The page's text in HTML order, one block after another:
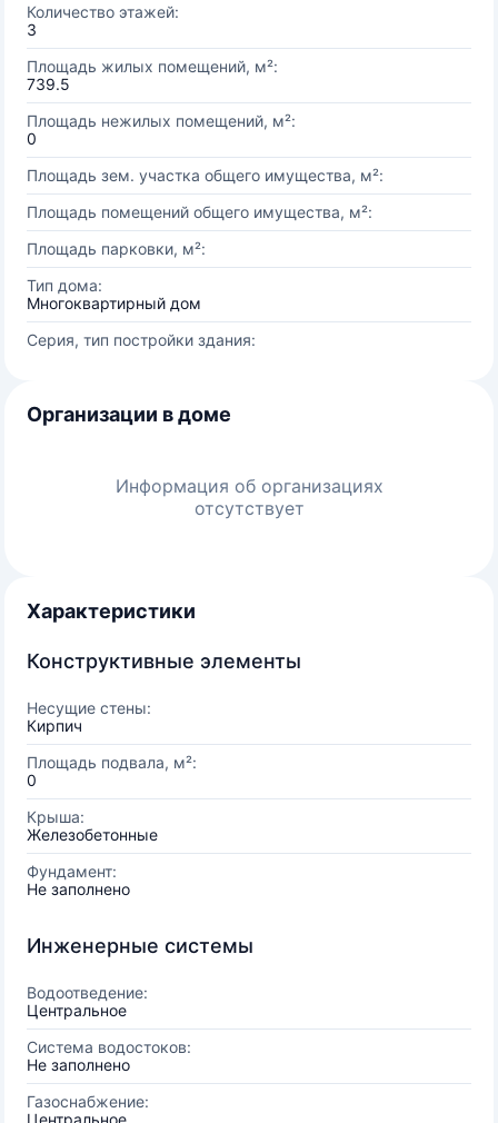
Количество этажей:
3
Площадь жилых помещений, м²:
739.5
Площадь нежилых помещений, м²:
0
Площадь зем. участка общего имущества, м²:
Площадь помещений общего имущества, м²:
Площадь парковки, м²:
Тип дома:
Многоквартирный дом
Серия, тип постройки здания:
Организации в доме
Информация об организациях
отсутствует
Характеристики
Конструктивные элементы
Несущие стены:
Кирпич
Площадь подвала, м²:
0
Крыша:
Железобетонные
Фундамент:
Не заполнено
Инженерные системы
Водоотведение:
Центральное
Система водостоков:
Не заполнено
Газоснабжение:
Центральное